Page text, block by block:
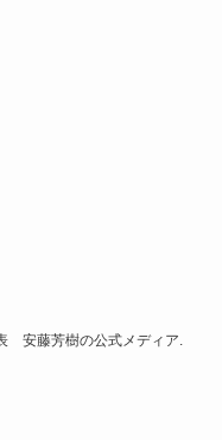
安藤芳樹の公式メディア.